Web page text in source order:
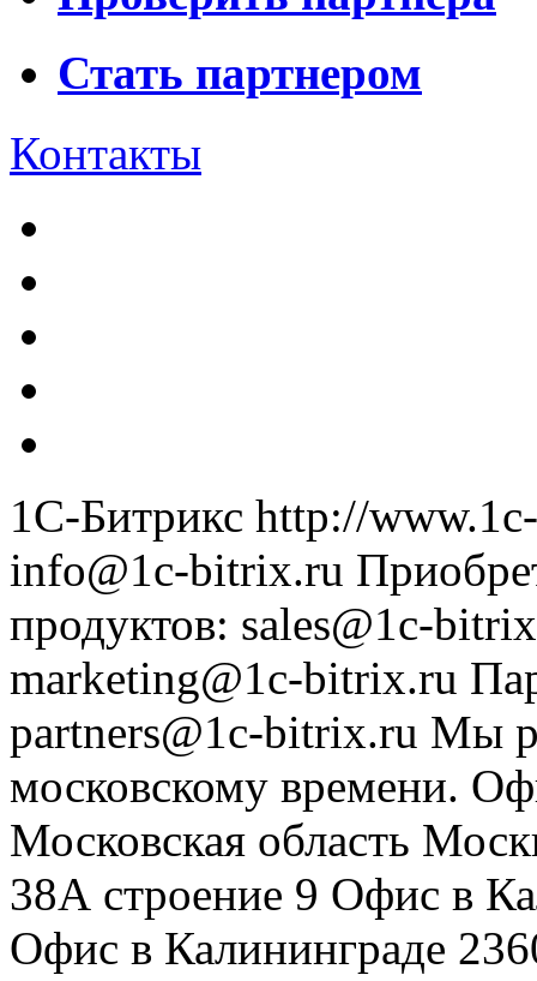
Стать партнером
Контакты
1С-Битрикс http://
info@1c-bitrix.ru
продуктов: sales@1c-
marketing@1c-bitrix.ru
partners@1c-bitrix.ru Мы
московскому времени.
Московская область
38А строение 9 Офис в
Офис в Калининграде